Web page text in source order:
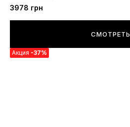
3978 грн
СМОТРЕТЬ
Акция -37%